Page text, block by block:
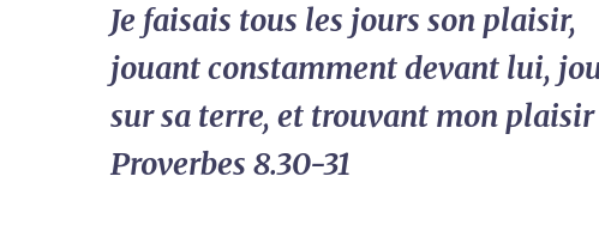
Je faisais tous les jours son plaisir,
jouant constamment devant lui,
sur sa terre, et trouvant mon
Proverbes 8.30-31